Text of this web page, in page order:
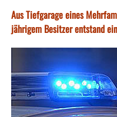
Aus Tiefgarage eines
jährigem Besitzer entstand